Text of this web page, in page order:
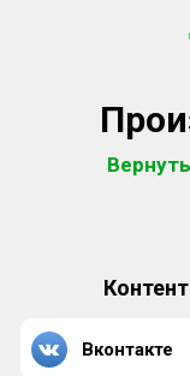
Вконтакте